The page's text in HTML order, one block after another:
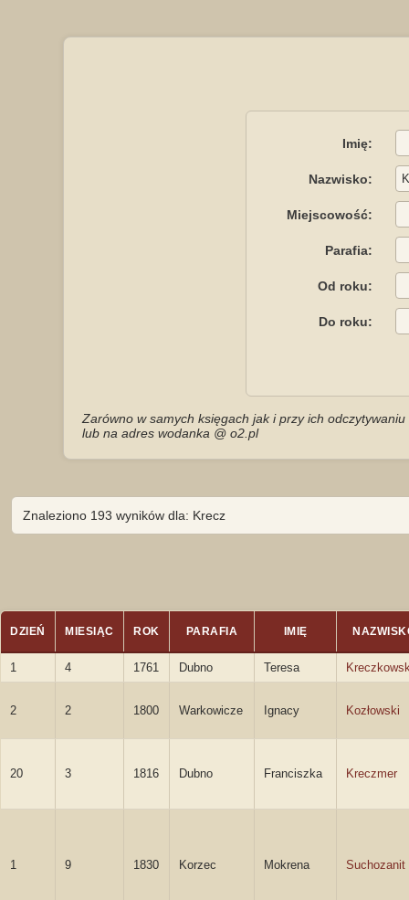
Imię:
Nazwisko:
Miejscowość:
Parafia:
Od roku:
Do roku:
Zarówno w samych księgach jak i przy ich
lub na adres wodanka @ o2.pl
Znaleziono 193 wyników dla: Krecz
DZIEŃ MIESIĄC ROK PARAFIA IMIĘ
1 4 1761 Dubno Teresa
2 2 1800 Warkowicze Ignacy Kozłowski
20 3 1816 Dubno Franciszka Kreczmer
1 9 1830 Korzec Mokrena Suchozanit